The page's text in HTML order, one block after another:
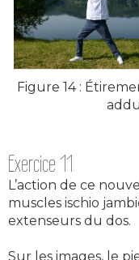
Figure 14 :
Exercice 11
L’action de ce
muscles ischio
extenseurs du dos.
Sur les images, le